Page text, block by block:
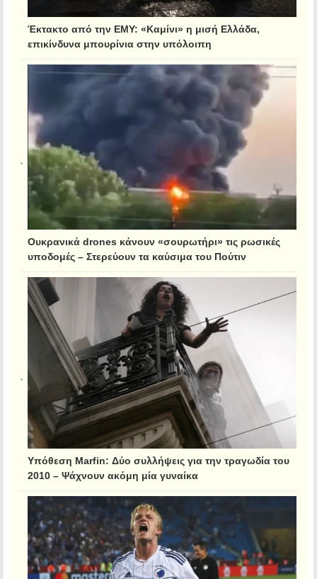
Έκτακτο από την ΕΜΥ: «Καμίνι» η μισή Ελλάδα,
επικίνδυνα μπουρίνια στην υπόλοιπη
Ουκρανικά drones κάνουν «σουρωτήρι» τις ρωσικές
υποδομές – Στερεύουν τα καύσιμα του Πούτιν
Υπόθεση Marfin: Δύο συλλήψεις για την τραγωδία του
2010 – Ψάχνουν ακόμη μία γυναίκα